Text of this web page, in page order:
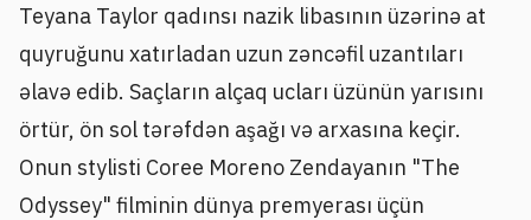
Teyana Taylor qadınsı nazik libasının üzərinə at
quyruğunu xatırladan uzun zəncəfil uzantıları
əlavə edib. Saçların alçaq ucları üzünün yarısını
örtür, ön sol tərəfdən aşağı və arxasına keçir.
Onun stylisti Coree Moreno Zendayanın "The
Odyssey" filminin dünya premyerası üçün